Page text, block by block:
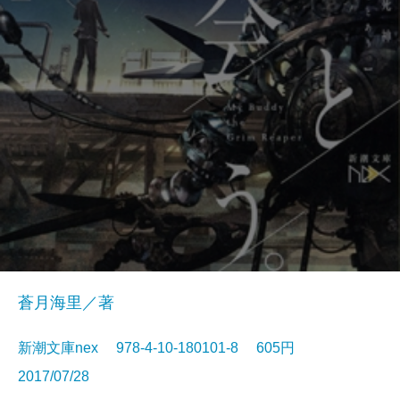
蒼月海里／著
新潮文庫nex 978-4-10-180101-8 605円
2017/07/28